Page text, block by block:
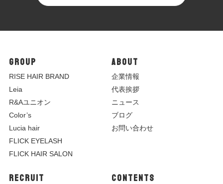
GROUP
RISE HAIR BRAND
Leia
R&Aユニオン
Color’s
Lucia hair
FLICK EYELASH
FLICK HAIR SALON
ABOUT
企業情報
代表挨拶
ニュース
ブログ
お問い合わせ
RECRUIT CONTENTS